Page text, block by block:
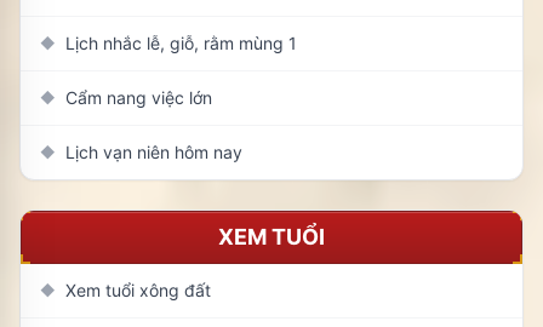
◆ Lịch nhắc lễ, giỗ, rằm mùng 1
◆ Cẩm nang việc lớn
◆ Lịch vạn niên hôm nay
XEM TUỔI
◆ Xem tuổi xông đất